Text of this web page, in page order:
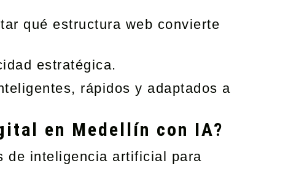
qué estructura web convierte
estratégica.
rápidos y adaptados a
en Medellín con IA?
de inteligencia artificial para